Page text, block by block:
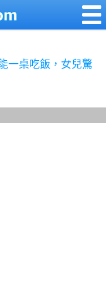
一桌吃飯，女兒驚